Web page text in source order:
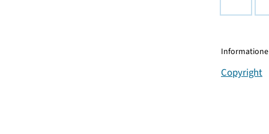
Copyright